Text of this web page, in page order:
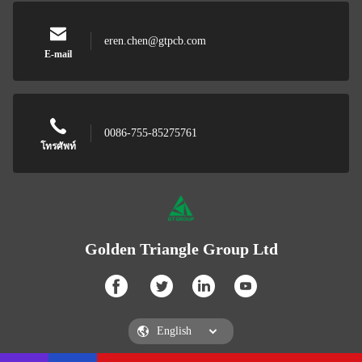
E-mail
eren.chen@gtpcb.com
โทรศัพท์
0086-755-85275761
Golden Triangle Group Ltd